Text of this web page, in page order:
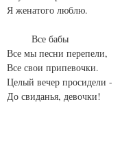
Я женатого люблю.
Все бабы
Все мы песни перепели,
Все свои припевочки.
Целый вечер просидели -
До свиданья, девочки!
Прощенное